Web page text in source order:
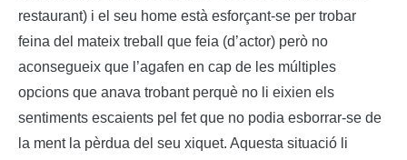
restaurant) i el seu home està esforçant-se per trobar
feina del mateix treball que feia (d’actor) però no
aconsegueix que l’agafen en cap de les múltiples
opcions que anava trobant perquè no li eixien els
sentiments escaients pel fet que no podia esborrar-se de
la ment la pèrdua del seu xiquet. Aquesta situació li